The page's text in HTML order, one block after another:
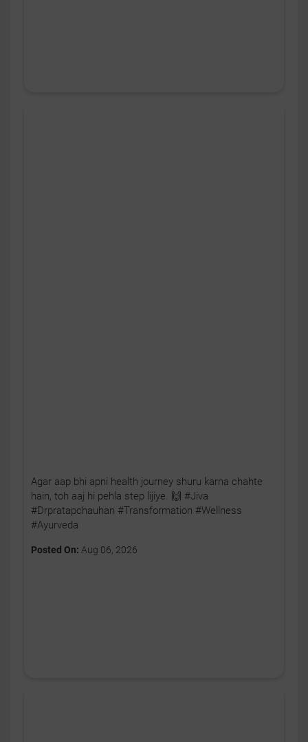
Agar aap bhi apni health journey shuru karna chahte
hain, toh aaj hi pehla step lijiye. 🙌 #Jiva
#Drpratapchauhan #Transformation #Wellness
#Ayurveda
Posted On: Aug 06, 2026